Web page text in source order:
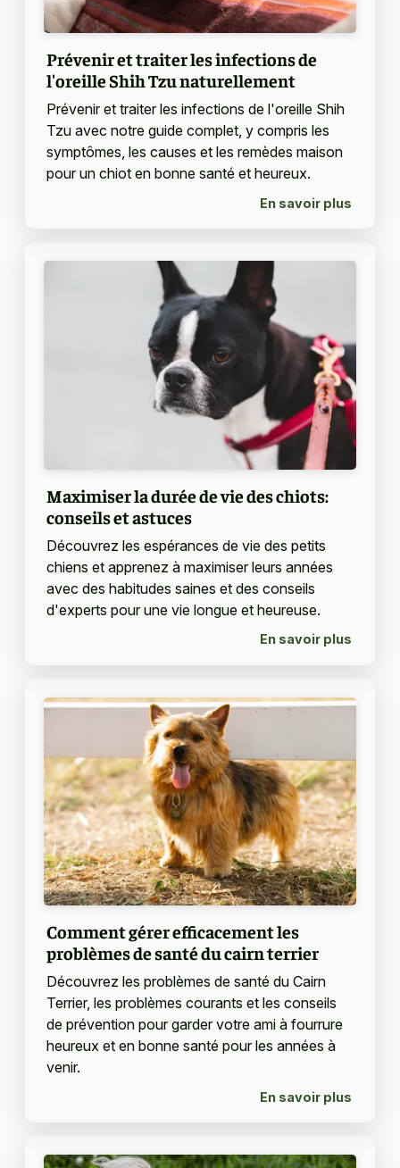
Prévenir et traiter les infections de
l'oreille Shih Tzu naturellement
Prévenir et traiter les infections de l'oreille Shih
Tzu avec notre guide complet, y compris les
symptômes, les causes et les remèdes maison
pour un chiot en bonne santé et heureux.
En savoir plus
Maximiser la durée de vie des chiots:
conseils et astuces
Découvrez les espérances de vie des petits
chiens et apprenez à maximiser leurs années
avec des habitudes saines et des conseils
d'experts pour une vie longue et heureuse.
En savoir plus
Comment gérer efficacement les
problèmes de santé du cairn terrier
Découvrez les problèmes de santé du Cairn
Terrier, les problèmes courants et les conseils
de prévention pour garder votre ami à fourrure
heureux et en bonne santé pour les années à
venir.
En savoir plus